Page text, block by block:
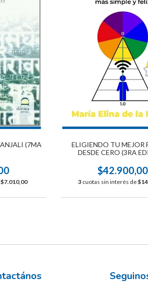
(7MA
$7.010,00
ELIGIENDO TU MEJOR
DESDE CERO (3RA
$42.900,00
3 cuotas sin interés de